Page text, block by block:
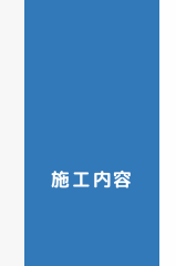
施工内容